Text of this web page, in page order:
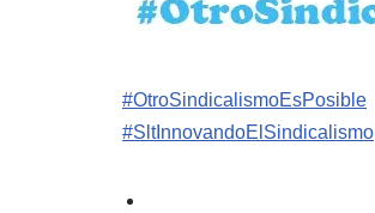
#OtroSindicalismoEsPosible
#SltInnovandoElSindicalismo